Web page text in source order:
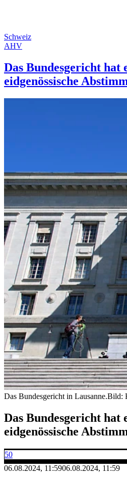
Schweiz
AHV
Das Bundesgericht hat
eidgenössische
Das Bundesgericht in Lausanne.Bild:
Das Bundesgericht hat
eidgenössische
50
06.08.2024, 11:5906.08.2024, 11:59